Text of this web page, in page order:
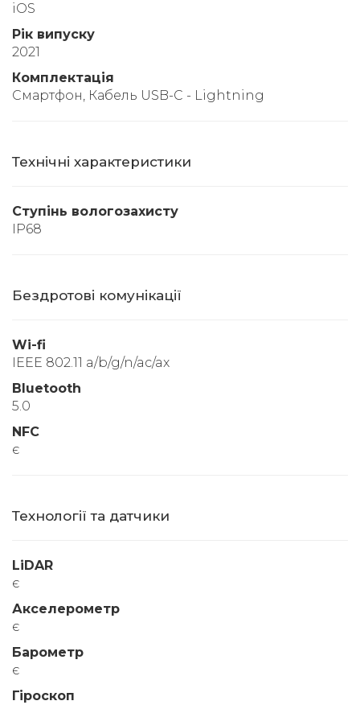
iOS
Рік випуску
2021
Комплектація
Смартфон, Кабель USB-C - Lightning
Технічні характеристики
Ступінь вологозахисту
IP68
Бездротові комунікації
Wi-fi
IEEE 802.11 a/b/g/n/ac/ax
Bluetooth
5.0
NFC
є
Технології та датчики
LiDAR
є
Акселерометр
є
Барометр
є
Гіроскоп